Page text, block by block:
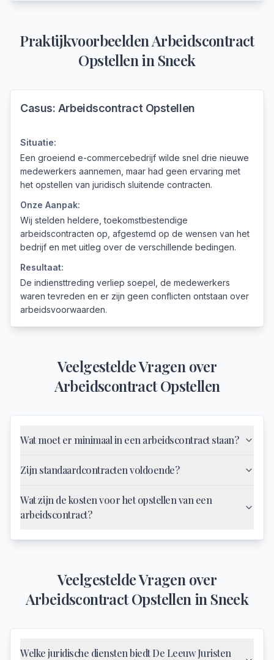
PraktijkvoorbeeldenArbeidscontract
Opstellenin Sneek
Casus: Arbeidscontract Opstellen
Situatie:
Een groeiend e-commercebedrijf wilde snel drie nieuwe
medewerkers aannemen, maar had geen ervaring met
het opstellen van juridisch sluitende contracten.
Onze Aanpak:
Wij stelden heldere, toekomstbestendige
arbeidscontracten op, afgestemd op de wensen van het
bedrijf en met uitleg over de verschillende bedingen.
Resultaat:
De indiensttreding verliep soepel, de medewerkers
waren tevreden en er zijn geen conflicten ontstaan over
arbeidsvoorwaarden.
Veelgestelde Vragen over
Arbeidscontract Opstellen
Wat moet er minimaal in een arbeidscontract staan?
Zijn standaardcontracten voldoende?
Wat zijn de kosten voor het opstellen van een
arbeidscontract?
Veelgestelde Vragen over
Arbeidscontract Opstellen in Sneek
Welke juridische diensten biedt De Leeuw Juristen